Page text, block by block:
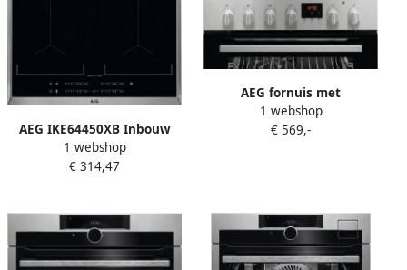
AEG IKE64450XB Inbouw
inductie kookplaat
1 webshop
€ 314,47
AEG fornuis met
heteluchtoven CKB64412BM
1 webshop
€ 569,-